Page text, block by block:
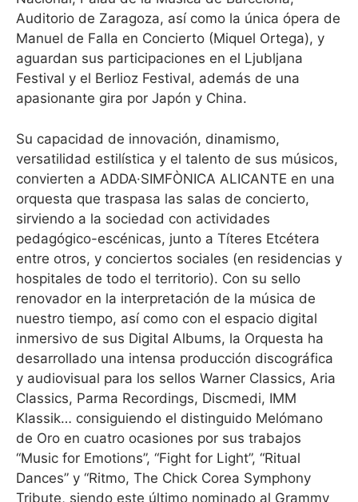
Auditorio de Zaragoza, así como la única ópera de
Manuel de Falla en Concierto (Miquel Ortega), y
aguardan sus participaciones en el Ljubljana
Festival y el Berlioz Festival, además de una
apasionante gira por Japón y China.
Su capacidad de innovación, dinamismo,
versatilidad estilística y el talento de sus músicos,
convierten a ADDA·SIMFÒNICA ALICANTE en una
orquesta que traspasa las salas de concierto,
sirviendo a la sociedad con actividades
pedagógico-escénicas, junto a Títeres Etcétera
entre otros, y conciertos sociales (en residencias y
hospitales de todo el territorio). Con su sello
renovador en la interpretación de la música de
nuestro tiempo, así como con el espacio digital
inmersivo de sus Digital Albums, la Orquesta ha
desarrollado una intensa producción discográfica
y audiovisual para los sellos Warner Classics, Aria
Classics, Parma Recordings, Discmedi, IMM
Klassik… consiguiendo el distinguido Melómano
de Oro en cuatro ocasiones por sus trabajos
“Music for Emotions”, “Fight for Light”, “Ritual
Dances” y “Ritmo, The Chick Corea Symphony
Tribute, siendo este último nominado al Grammy